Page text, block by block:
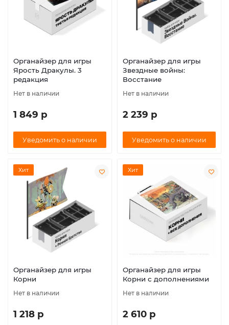
Органайзер для игры
Ярость Дракулы. 3
редакция
Нет в наличии
1 849 р
Уведомить о наличии
Органайзер для игры
Звездные войны:
Восстание
Нет в наличии
2 239 р
Уведомить о наличии
Хит
Органайзер для игры
Корни
Нет в наличии
1 218 р
Хит
Органайзер для игры
Корни с дополнениями
Нет в наличии
2 610 р